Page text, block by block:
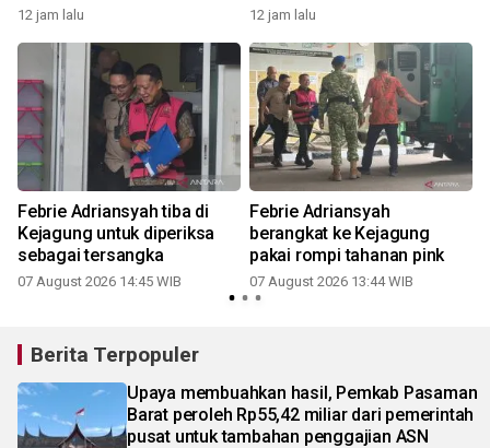
12 jam lalu 12 jam lalu
Febrie Adriansyah tiba di
Kejagung untuk diperiksa
sebagai tersangka
07 August 2026 14:45 WIB
Febrie Adriansyah
berangkat ke Kejagung
pakai rompi tahanan pink
07 August 2026 13:44 WIB
Berita Terpopuler
Upaya membuahkan hasil, Pemkab Pasaman
Barat peroleh Rp55,42 miliar dari pemerintah
pusat untuk tambahan penggajian ASN